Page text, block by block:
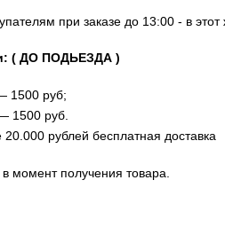
при заказе до 13:00 - в
( ДО ПОДЬЕЗДА )
1500 руб;
1500 руб.
рублей бесплатная доставка
момент получения товара.